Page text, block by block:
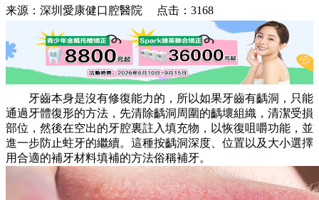
来源：深圳愛康健口腔醫院 点击：3168
牙齒本身是沒有修復能力的，所以如果牙齒有齲洞，只能
通過牙體復形的方法，先清除齲洞周圍的齲壞組織，清潔受損
部位，然後在空出的牙腔裏註入填充物，以恢復咀嚼功能，並
進一步防止蛀牙的繼續。這種按齲洞深度、位置以及大小選擇
用合適的補牙材料填補的方法俗稱補牙。